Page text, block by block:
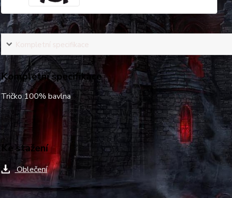
Kompletní specifikace
Kompletní specifikace
Tričko 100% bavlna
Ke stažení
Oblečení